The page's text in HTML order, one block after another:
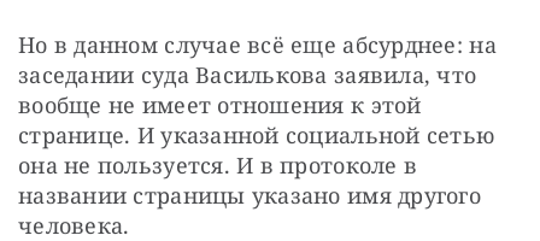
Но в данном случае всё еще абсурднее: на
заседании суда Василькова заявила, что
вообще не имеет отношения к этой
странице. И указанной социальной сетью
она не пользуется. И в протоколе в
названии страницы указано имя другого
человека.